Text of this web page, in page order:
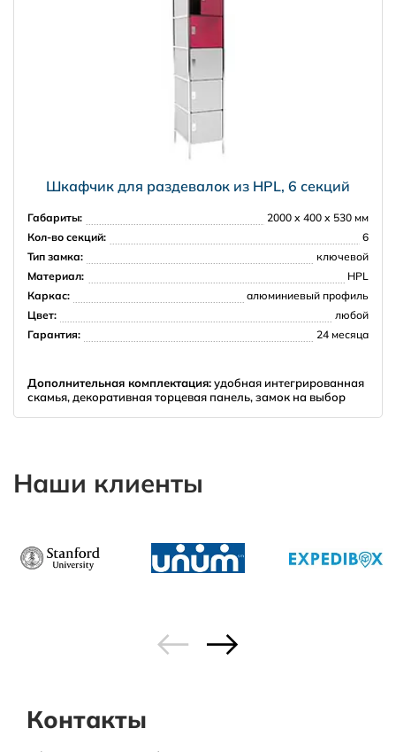
Шкафчик для раздевалок из HPL, 6 секций
Габариты:
2000 х 400 х 530 мм
Кол-во секций:
6
Тип замка:
ключевой
Материал:
HPL
Каркас:
алюминиевый профиль
Цвет:
любой
Гарантия:
24 месяца
Дополнительная комплектация:удобная интегрированная
скамья, декоративная торцевая панель, замок на выбор
Наши клиенты
Контакты